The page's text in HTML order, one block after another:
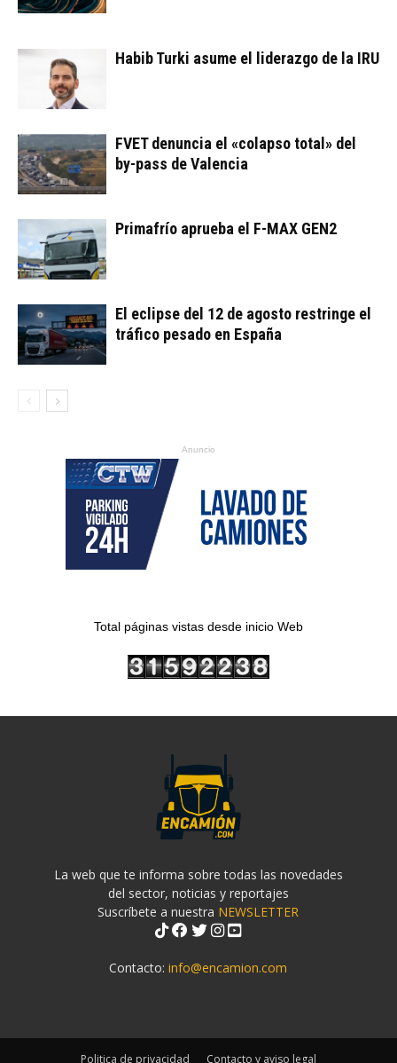
Habib Turki asume el liderazgo de la IRU
FVET denuncia el «colapso total» del
by-pass de Valencia
Primafrío aprueba el F-MAX GEN2
El eclipse del 12 de agosto restringe el
tráfico pesado en España
Anuncio
Total páginas vistas desde inicio Web
La web que te informa sobre todas las novedades
del sector, noticias y reportajes
Suscríbete a nuestra NEWSLETTER
Contacto:info@encamion.com
Politica de privacidad Contacto y aviso legal